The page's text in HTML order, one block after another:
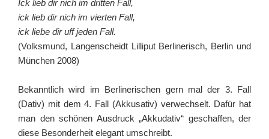
Ick lieb dir nich im dritten Fall,
ick lieb dir nich im vierten Fall,
ick liebe dir uff jeden Fall.
(Volksmund, Langenscheidt Lilliput Berlinerisch, Berlin und
München 2008)
Bekanntlich wird im Berlinerischen gern mal der 3. Fall
(Dativ) mit dem 4. Fall (Akkusativ) verwechselt. Dafür hat
man den schönen Ausdruck „Akkudativ“ geschaffen, der
diese Besonderheit elegant umschreibt.